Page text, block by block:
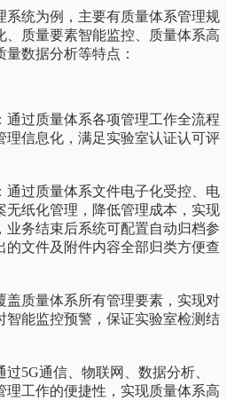
系统为例，主要有质量体系管理规
、质量要素智能监控、质量体系高
数据分析等特点：
通过质量体系各项管理工作全流程
理信息化，满足实验室认证认可评
通过质量体系文件电子化受控、电
无纸化管理，降低管理成本，实现
业务结束后系统可配置自动归档参
的文件及附件内容全部归类方便查
盖质量体系所有管理要素，实现对
智能监控预警，保证实验室检测结
5G通信、物联网、数据分析、
理工作的便捷性，实现质量体系高